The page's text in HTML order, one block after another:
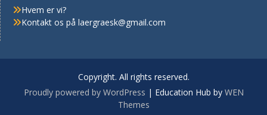
Hvem er vi?
Kontakt os på laergraesk@gmail.com
Copyright. All rights reserved.
Proudly powered by WordPress | Education Hub by WEN
Themes